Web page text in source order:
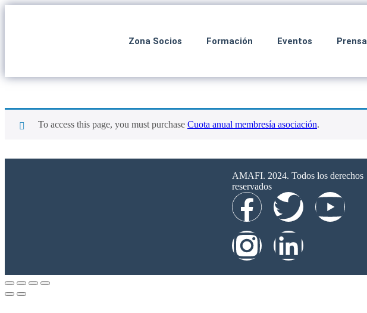
Zona Socios Formación Eventos Prensa
To access this page, you must purchase Cuota anual membresía asociación.
AMAFI. 2024. Todos los derechos
reservados